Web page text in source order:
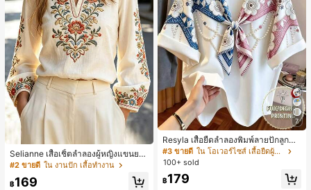
Selianne เสื้อเชิ้ตลำลองผู้หญิงแขนยา
ว คอวีเว้า ลายดอกไม้
#2 ขายดี ใน งานปัก เสื้อทำงาน
฿169
7
Resyla เสื้อยืดลำลองพิมพ์ลายปักลูกปัด
รูปโบว์ขนาดใหญ่สำหรับผู้หญิง
#3 ขายดี
ใน โอเวอร์ไซส์ เสื้อยืดผู้หญิง
100+ sold
฿179